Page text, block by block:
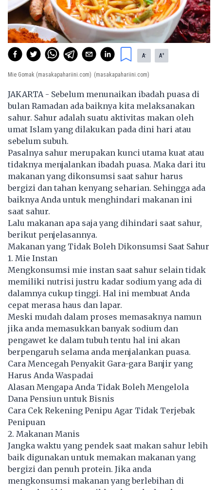
A- A+
Mie Gomak (masakapahariini.com) (masakapahariini.com)
JAKARTA - Sebelum menunaikan ibadah puasa di
bulan Ramadan ada baiknya kita melaksanakan
sahur. Sahur adalah suatu aktivitas makan oleh
umat Islam yang dilakukan pada dini hari atau
sebelum subuh.
Pasalnya sahur merupakan kunci utama kuat atau
tidaknya menjalankan ibadah puasa. Maka dari itu
makanan yang dikonsumsi saat sahur harus
bergizi dan tahan kenyang seharian. Sehingga ada
baiknya Anda untuk menghindari makanan ini
saat sahur.
Lalu makanan apa saja yang dihindari saat sahur,
berikut penjelasannya.
Makanan yang Tidak Boleh Dikonsumsi Saat Sahur
1. Mie Instan
Mengkonsumsi mie instan saat sahur selain tidak
memiliki nutrisi justru kadar sodium yang ada di
dalamnya cukup tinggi. Hal ini membuat Anda
cepat merasa haus dan lapar.
Meski mudah dalam proses memasaknya namun
jika anda memasukkan banyak sodium dan
pengawet ke dalam tubuh tentu hal ini akan
berpengaruh selama anda menjalankan puasa.
Cara Mencegah Penyakit Gara-gara Banjir yang
Harus Anda Waspadai
Alasan Mengapa Anda Tidak Boleh Mengelola
Dana Pensiun untuk Bisnis
Cara Cek Rekening Penipu Agar Tidak Terjebak
Penipuan
2. Makanan Manis
Jangka waktu yang pendek saat makan sahur lebih
baik digunakan untuk memakan makanan yang
bergizi dan penuh protein. Jika anda
mengkonsumsi makanan yang berlebihan di